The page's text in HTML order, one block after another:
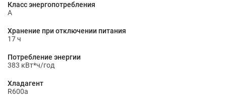
Класс энергопотребления
A
Хранение при отключении питания
17 ч
Потребление энергии
383 кВт*ч/год
Хладагент
R600a